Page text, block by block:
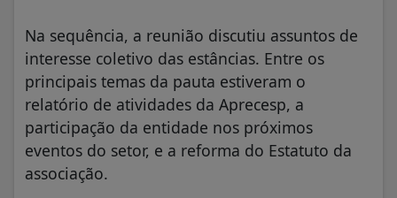
Na sequência, a reunião discutiu assuntos de
interesse coletivo das estâncias. Entre os
principais temas da pauta estiveram o
relatório de atividades da Aprecesp, a
participação da entidade nos próximos
eventos do setor, e a reforma do Estatuto da
associação.